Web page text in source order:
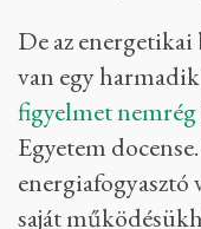
De az
van egy
figyelmet nemrég
Egyetem
saját